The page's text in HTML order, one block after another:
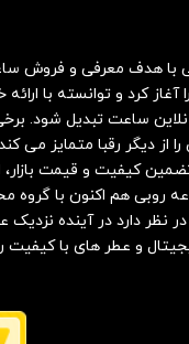
با هدف معرفی و فروش
آغاز کرد و توانسته با
ساعت تبدیل شود.
از دیگر رقبا متمایز می
7 روزه، تضمین کیفیت و قیمت
روبی هم اکنون با گروه
نظر دارد در آینده
و عطر های با کیفیت